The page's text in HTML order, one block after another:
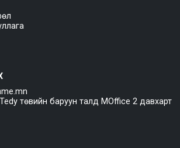
төвийн баруун талд MOffice 2 давхарт